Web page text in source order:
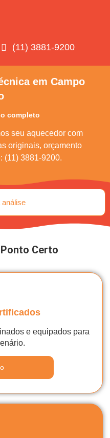
(11) 3881-9200
em Campo
completo
seu aquecedor com
originais, orçamento
(11) 3881-9200.
análise
Certo
e equipados para